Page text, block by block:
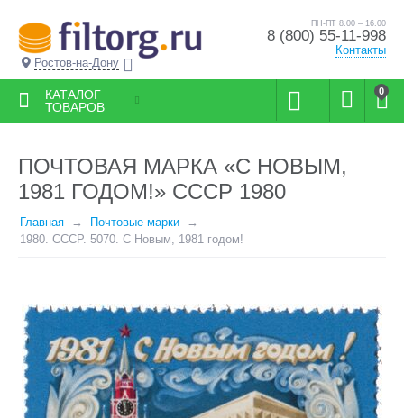
Ростов-на-Дону
ПН-ПТ 8.00 – 16.00
8 (800) 55-11-998
Контакты
0
КАТАЛОГ
ТОВАРОВ
ПОЧТОВАЯ МАРКА «С НОВЫМ,
1981 ГОДОМ!» СССР 1980
Главная
Почтовые марки
1980. СССР. 5070. С Новым, 1981 годом!